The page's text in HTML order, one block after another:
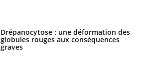
Drépanocytose : une déformation des
globules rouges aux conséquences
graves